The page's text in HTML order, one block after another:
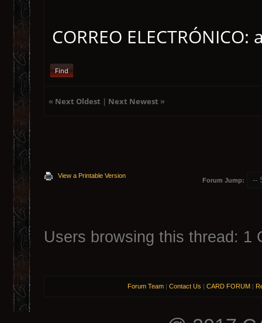
CORREO
Find
« Next Oldest | Next Newest »
View a Printable Version
Forum Jump:
Users browsing this thread: 1
Forum Team | Contact Us | CARD FORUM |